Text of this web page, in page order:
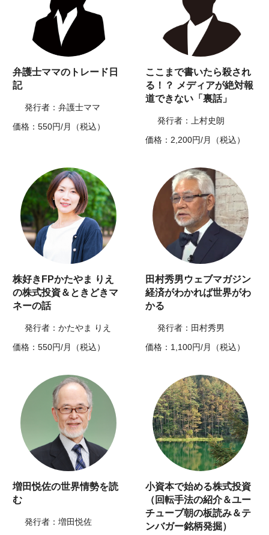
弁護士ママのトレード日
記
発行者：弁護士ママ
価格：550円/月（税込）
ここまで書いたら殺され
る！？ メディアが絶対報
道できない「裏話」
発行者：上村史朗
価格：2,200円/月（税込）
株好きFPかたやま りえ
の株式投資＆ときどきマ
ネーの話
発行者：かたやま りえ
価格：550円/月（税込）
田村秀男ウェブマガジン
経済がわかれば世界がわ
かる
発行者：田村秀男
価格：1,100円/月（税込）
増田悦佐の世界情勢を読
む
発行者：増田悦佐
小資本で始める株式投資
（回転手法の紹介＆ユー
チューブ朝の板読み＆テ
ンバガー銘柄発掘）